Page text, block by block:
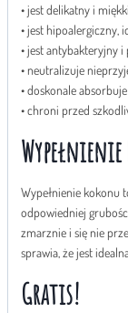
• jest delikatny i
• jest hipoalergiczny,
• jest antybakteryjny
• neutralizuje
• doskonale
• chroni przed
Wypełnienie kokonu
odpowiedniej
zmarznie i się nie
sprawia, że jest
Gratis!